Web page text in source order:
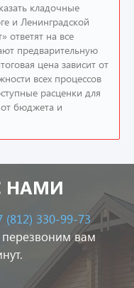
кладочные
и Ленинградской
ответят на все
предварительную
цена зависит от
всех процессов
расценки для
от бюджета и
НАМИ
(812) 330-99-73
вам